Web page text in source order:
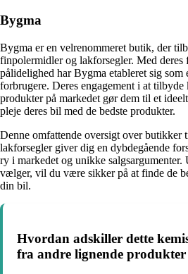
Bygma
Bygma er en velrenommeret butik, der
finpolermidler og lakforsegler. Med deres
pålidelighed har Bygma etableret sig
forbrugere. Deres engagement i at tilbyde
produkter på markedet gør dem til et
pleje deres bil med de bedste produkter.
Denne omfattende oversigt over butikker
lakforsegler giver dig en dybdegående
ry i markedet og unikke
vælger, vil du være sikker på at finde de
din bil.
Hvordan adskiller dette
fra andre lignende